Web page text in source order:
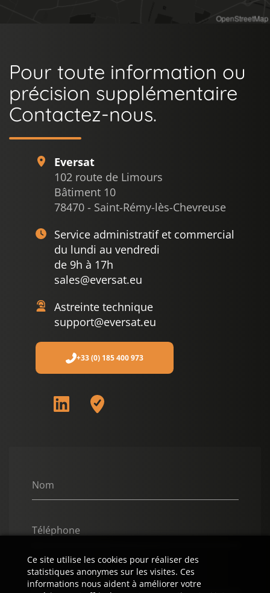
OpenStreetMap
Pour toute information ou
précision supplémentaire
Contactez-nous.
Nom
Téléphone
E-Mail
Eversat
102 route de Limours
Bâtiment 10
78470 - Saint-Rémy-lès-Chevreuse
Service administratif et commercial
du lundi au vendredi
de 9h à 17h
sales@eversat.eu
Astreinte technique
support@eversat.eu
+33 (0) 185 400 973
Ce site utilise les cookies pour réaliser des
statistiques anonymes sur les visites. Ces
informations nous aident à améliorer votre